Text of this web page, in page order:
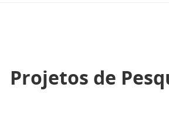
Projetos de